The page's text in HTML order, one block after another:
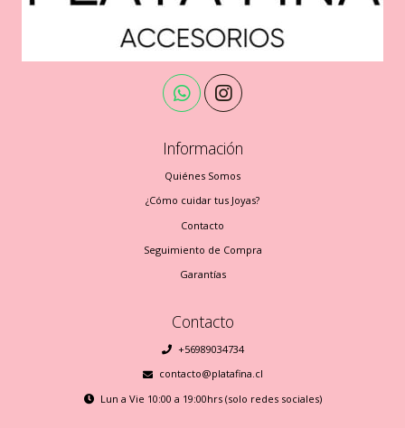
Información
Quiénes Somos
¿Cómo cuidar tus Joyas?
Contacto
Seguimiento de Compra
Garantías
Contacto
+56989034734
contacto@platafina.cl
Lun a Vie 10:00 a 19:00hrs (solo redes sociales)